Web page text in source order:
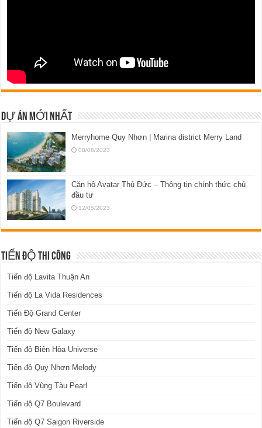
DỰ ÁN MỚI NHẤT
Merryhome Quy Nhơn | Marina district Merry Land
08/08/2023
Căn hộ Avatar Thủ Đức – Thông tin chính thức chủ
đầu tư
12/05/2023
TIẾN ĐỘ THI CÔNG
Tiến độ Lavita Thuận An
Tiến độ La Vida Residences
Tiến Độ Grand Center
Tiến độ New Galaxy
Tiến độ Biên Hòa Universe
Tiến độ Quy Nhơn Melody
Tiến độ Vũng Tàu Pearl
Tiến độ Q7 Boulevard
Tiến độ Q7 Saigon Riverside